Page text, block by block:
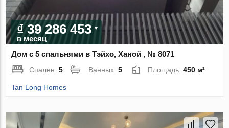
₫ 39 286 453
в месяц
Дом с 5 спальнями в Тэйхо, Ханой , № 8071
Спален:5 Ванных:5 Площадь:450 м²
Tan Long Homes